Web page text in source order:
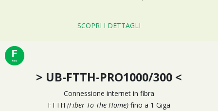
SCOPRI I DETTAGLI
> UB-FTTH-PRO1000/300 <
Connessione internet in fibra
FTTH (Fiber To The Home) fino a 1 Giga